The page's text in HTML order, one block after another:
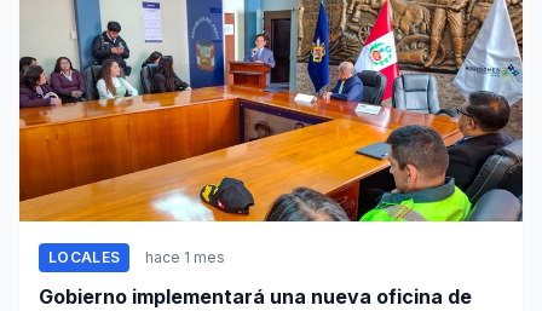
LOCALES hace 1 mes
Gobierno implementará una nueva oficina de